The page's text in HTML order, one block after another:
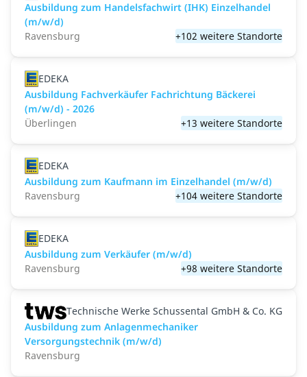
Ausbildung zum Handelsfachwirt (IHK) Einzelhandel
(m/w/d)
Ravensburg
+102 weitere Standorte
EDEKA
Ausbildung Fachverkäufer Fachrichtung Bäckerei
(m/w/d) - 2026
Überlingen
+13 weitere Standorte
EDEKA
Ausbildung zum Kaufmann im Einzelhandel (m/w/d)
Ravensburg
+104 weitere Standorte
EDEKA
Ausbildung zum Verkäufer (m/w/d)
Ravensburg
+98 weitere Standorte
Technische Werke Schussental GmbH & Co. KG
Ausbildung zum Anlagenmechaniker
Versorgungstechnik (m/w/d)
Ravensburg